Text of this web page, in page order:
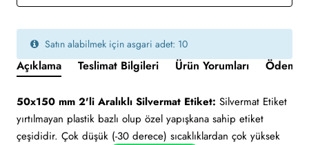
Satın alabilmek için asgari adet: 10
Açıklama Teslimat Bilgileri Ürün Yorumları Ödeme
50x150 mm 2'li Aralıklı Silvermat Etiket: Silvermat Etiket
yırtılmayan plastik bazlı olup özel yapışkana sahip etiket
çeşididir. Çok düşük (-30 derece) sıcaklıklardan çok yüksek